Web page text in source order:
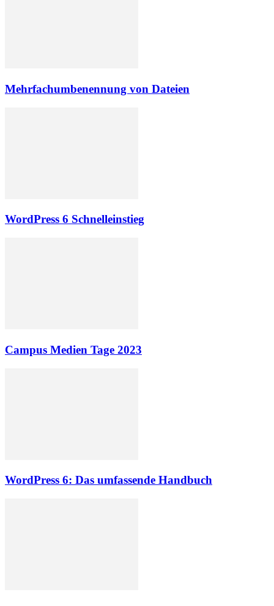
Mehrfachumbenennung von Dateien
WordPress 6 Schnelleinstieg
Campus Medien Tage 2023
WordPress 6: Das umfassende Handbuch